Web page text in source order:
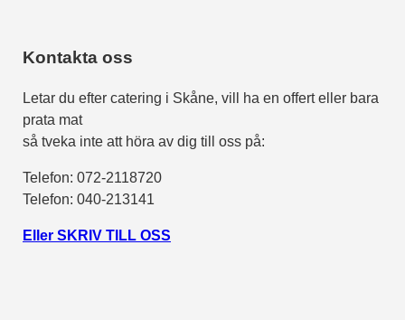
Kontakta oss
Letar du efter catering i Skåne, vill ha en offert eller bara
prata mat
så tveka inte att höra av dig till oss på:
Telefon: 072-2118720
Telefon: 040-213141
Eller SKRIV TILL OSS